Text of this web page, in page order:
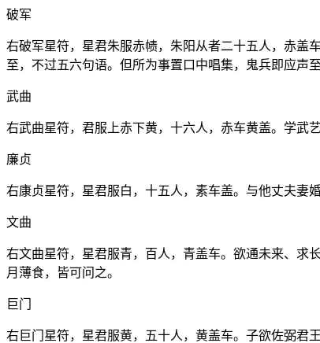
破军
右破军星符，星君朱服赤帻，朱阳从者二十五人，赤盖
至，不过五六句语。但所为事置口中唱集，鬼兵即应声
武曲
右武曲星符，君服上赤下黄，十六人，赤车黄盖。学武
廉贞
右康贞星符，星君服白，十五人，素车盖。与他丈夫妻
文曲
右文曲星符，星君服青，百人，青盖车。欲通未来、求
月薄食，皆可问之。
巨门
右巨门星符，星君服黄，五十人，黄盖车。子欲佐弼君